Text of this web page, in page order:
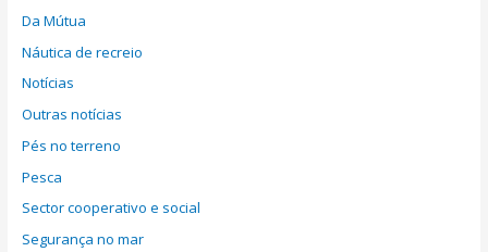
Da Mútua
Náutica de recreio
Notícias
Outras notícias
Pés no terreno
Pesca
Sector cooperativo e social
Segurança no mar